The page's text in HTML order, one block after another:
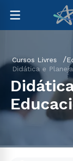
Cursos Livres
Didática e